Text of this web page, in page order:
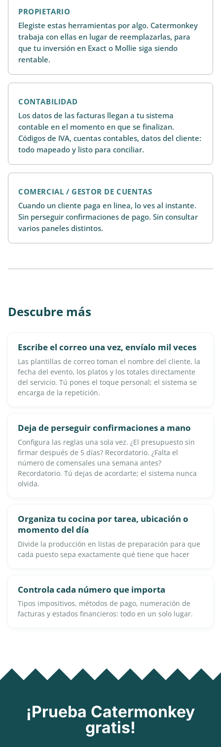
PROPIETARIO
Elegiste estas herramientas por algo. Catermonkey
trabaja con ellas en lugar de reemplazarlas, para
que tu inversión en Exact o Mollie siga siendo
rentable.
CONTABILIDAD
Los datos de las facturas llegan a tu sistema
contable en el momento en que se finalizan.
Códigos de IVA, cuentas contables, datos del cliente:
todo mapeado y listo para conciliar.
COMERCIAL / GESTOR DE CUENTAS
Cuando un cliente paga en línea, lo ves al instante.
Sin perseguir confirmaciones de pago. Sin consultar
varios paneles distintos.
Descubre más
Escribe el correo una vez, envíalo mil veces
Las plantillas de correo toman el nombre del cliente, la
fecha del evento, los platos y los totales directamente
del servicio. Tú pones el toque personal; el sistema se
encarga de la repetición.
Deja de perseguir confirmaciones a mano
Configura las reglas una sola vez. ¿El presupuesto sin
firmar después de 5 días? Recordatorio. ¿Falta el
número de comensales una semana antes?
Recordatorio. Tú dejas de acordarte; el sistema nunca
olvida.
Organiza tu cocina por tarea, ubicación o
momento del día
Divide la producción en listas de preparación para que
cada puesto sepa exactamente qué tiene que hacer
Controla cada número que importa
Tipos impositivos, métodos de pago, numeración de
facturas y estados financieros: todo en un solo lugar.
¡Prueba Catermonkey
gratis!